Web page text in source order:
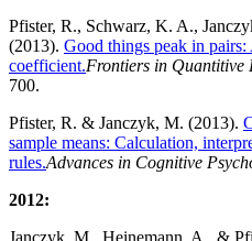
Pfister, R., Schwarz, K. A.,
(2013). Good things peak in
coefficient.Frontiers in Quantitive
700.
Pfister, R. & Janczyk, M. (2013).
sample means: Calculation,
rules.Advances in Cognitive
2012: